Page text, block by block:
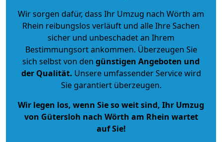
Wir sorgen dafür, dass Ihr Umzug nach Wörth am
Rhein reibungslos verläuft und alle Ihre Sachen
sicher und unbeschadet an Ihrem
Bestimmungsort ankommen. Überzeugen Sie
sich selbst von den günstigen Angeboten und
der Qualität. Unsere umfassender Service wird
Sie garantiert überzeugen.
Wir legen los, wenn Sie so weit sind, Ihr Umzug
von Gütersloh nach Wörth am Rhein wartet
auf Sie!